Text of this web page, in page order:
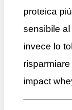
proteica
sensibile
invece lo
impact